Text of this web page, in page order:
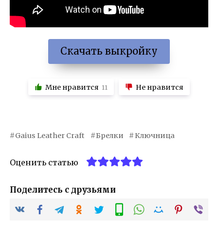
Скачать выкройку
Мне нравится 11 Не нравится
Gaius Leather Craft Брелки Ключница
Оценить статью
Поделитесь с друзьями